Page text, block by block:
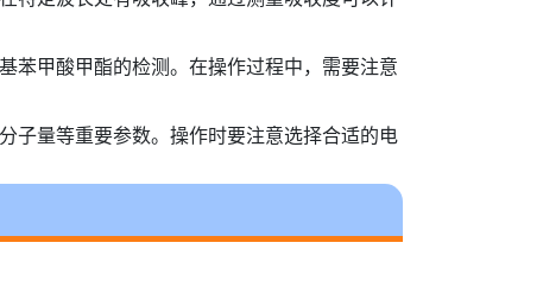
苯甲酸甲酯的检测。在操作过程中，需要注意
子量等重要参数。操作时要注意选择合适的电